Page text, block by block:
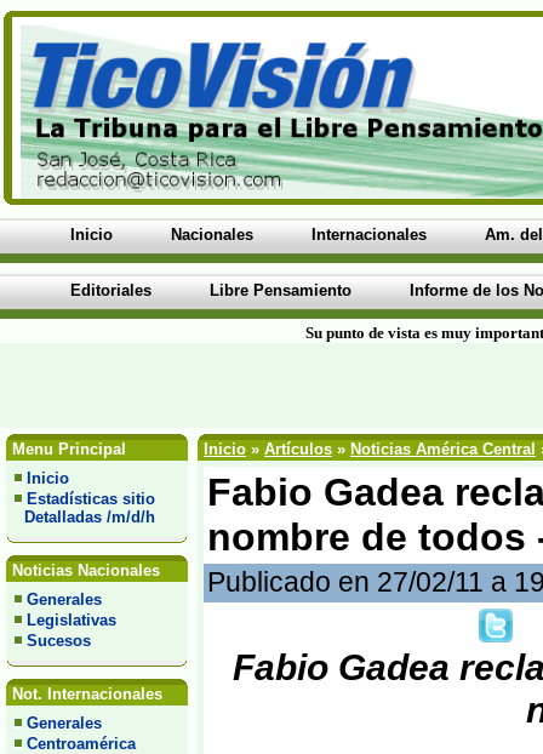
Inicio Nacionales Internacionales Am.
Editoriales Libre Pensamiento Informe de los
Su punto de vista es muy
Menu Principal
Inicio
Estadísticas sitio
Detalladas /m/d/h
Noticias Nacionales
Generales
Legislativas
Sucesos
Not. Internacionales
Generales
Centroamérica
Inicio » Artículos » Noticias América Central
Fabio Gadea
nombre de todos
Publicado en 27/02/11 a
Fabio Gadea